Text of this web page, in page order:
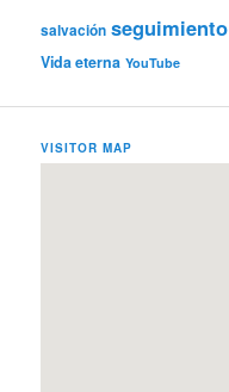
salvación seguimiento
Vida eterna YouTube
VISITOR MAP